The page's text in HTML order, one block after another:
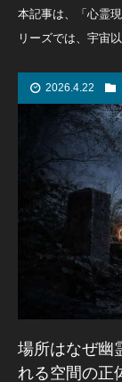
本記事は、「心霊
リーズでは、宇宙
2026.4.22
場所はなぜ幽
れる空間の